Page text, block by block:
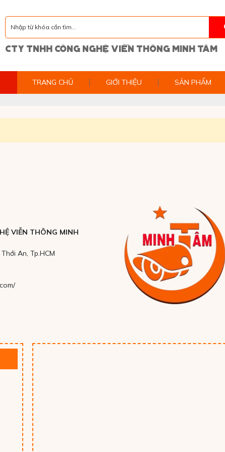
CTY TNHH CÔNG NGHỆ VIỄN THÔNG MINH TÂM
TRANG CHỦ GIỚI THIỆU SẢN PHẨM
VIỄN THÔNG MINH
An, Tp.HCM